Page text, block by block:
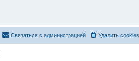
Удалить cookies
Связаться с администрацией